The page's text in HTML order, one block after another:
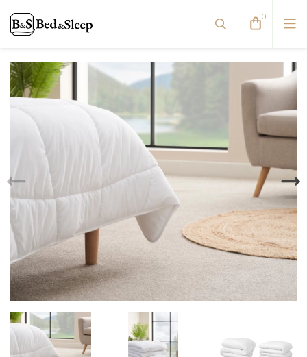
Pagalvių užvalkalai
Paklodės
Patalynė
0